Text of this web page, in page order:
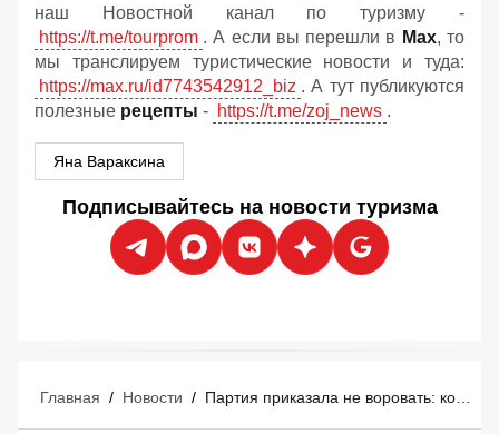
наш Новостной канал по туризму -
https://t.me/tourprom . А если вы перешли в Мах, то
мы транслируем туристические новости и туда:
https://max.ru/id7743542912_biz . А тут публикуются
полезные рецепты - https://t.me/zoj_news .
Яна Вараксина
Подписывайтесь на новости туризма
Главная / Новости /